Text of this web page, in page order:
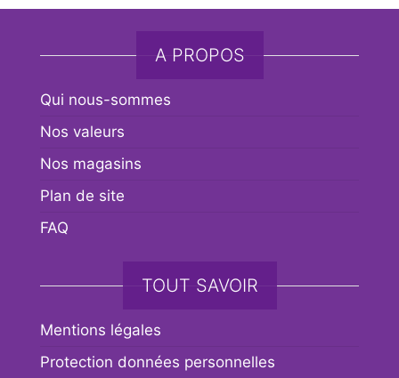
A PROPOS
Qui nous-sommes
Nos valeurs
Nos magasins
Plan de site
FAQ
TOUT SAVOIR
Mentions légales
Protection données personnelles